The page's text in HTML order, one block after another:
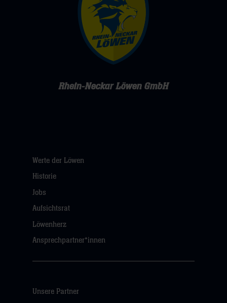
Rhein-Neckar Löwen GmbH
Werte der Löwen
Historie
Jobs
Aufsichtsrat
Löwenherz
Ansprechpartner*innen
Unsere Partner